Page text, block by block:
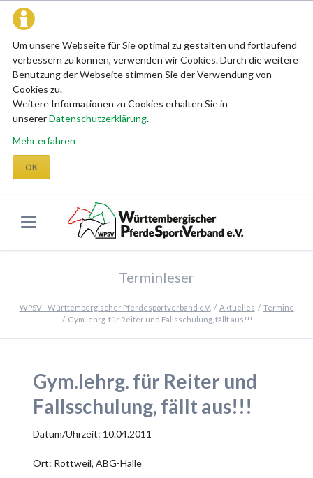
Um unsere Webseite für Sie optimal zu gestalten und fortlaufend
verbessern zu können, verwenden wir Cookies. Durch die weitere
Benutzung der Webseite stimmen Sie der Verwendung von
Cookies zu.
Weitere Informationen zu Cookies erhalten Sie in
unsererDatenschutzerklärung.
Mehr erfahren
OK
Terminleser
WPSV - Württembergischer Pferdesportverband e.V. Aktuelles
Termine
Gym.lehrg. für Reiter und Fallsschulung, fällt aus!!!
Gym.lehrg. für Reiter und
Fallsschulung, fällt aus!!!
Datum/Uhrzeit: 10.04.2011
Ort: Rottweil, ABG-Halle